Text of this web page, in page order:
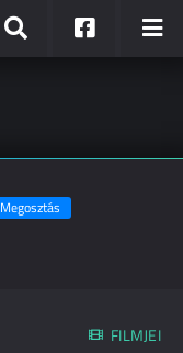
Megosztás
FILMJEI